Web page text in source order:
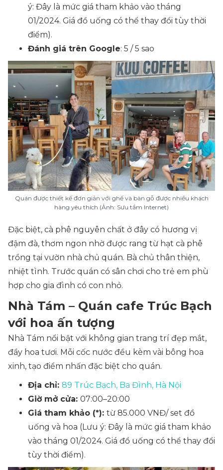
ý: Đây là mức giá tham khảo vào tháng
01/2024. Giá đồ uống có thể thay đổi tùy thời
điểm).
Đánh giá trên Google: 5 / 5 sao
Quán được thiết kế đơn giản với ghế và bàn gỗ được nhiều khách
hàng yêu thích (Ảnh: Sưu tầm Internet)
Đặc biệt, cà phê nguyên chất ở đây có hương vị
đậm đà, thơm ngon nhờ được rang từ hạt cà phê
trồng tại vườn nhà chủ quán. Bà chủ thân thiện,
nhiệt tình. Trước quán có sân chơi cho trẻ em phù
hợp cho gia đình có con nhỏ.
Nhà Tám – Quán cafe Trúc Bạch
với hoa ấn tượng
Nhà Tám nổi bật với không gian trang trí đẹp mắt,
đầy hoa tươi. Mỗi cốc nước đều kèm vài bông hoa
xinh, tạo điểm nhấn đặc biệt cho quán.
Địa chỉ: 89 Trúc Bạch, Ba Đình, Hà Nội
Giờ mở cửa: 07:00–20:00
Giá tham khảo (*): từ 85.000 VNĐ/ set đồ
uống và hoa (Lưu ý: Đây là mức giá tham khảo
vào tháng 01/2024. Giá đồ uống có thể thay đổi
tùy thời điểm).